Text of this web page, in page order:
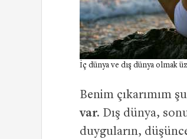
İç dünya ve dış dünya olmak
Benim çıkarımım
var. Dış dünya,
duyguların,